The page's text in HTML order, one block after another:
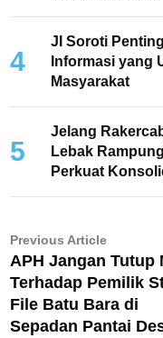
4
JI Soroti
Informasi yang
Masyarakat
5
Jelang
Lebak
Perkuat
Navigasi
pos
Previous ArticlePrevious
article:
APH Jangan Tutup
Terhadap Pemilik
File Batu Bara di
Sepadan Pantai